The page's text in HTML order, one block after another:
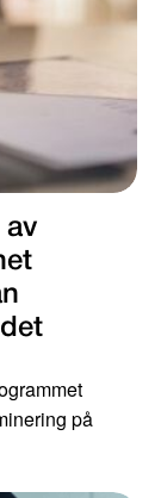
av
på